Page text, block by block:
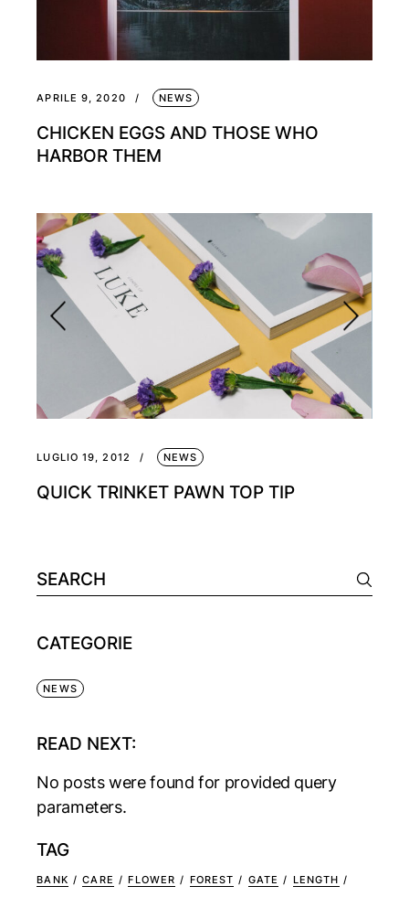
APRILE 9, 2020 NEWS
CHICKEN EGGS AND THOSE WHO
HARBOR THEM
LUGLIO 19, 2012 NEWS
QUICK TRINKET PAWN TOP TIP
CATEGORIE
NEWS
READ NEXT:
No posts were found for provided query
parameters.
TAG
BANK CARE FLOWER FOREST GATE
LENGTH